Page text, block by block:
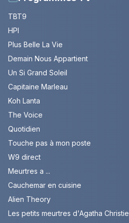
TBT9
HPI
Plus Belle La Vie
Demain Nous Appartient
Un Si Grand Soleil
Capitaine Marleau
Koh Lanta
The Voice
Quotidien
Touche pas à mon poste
W9 direct
Meurtres a ...
Cauchemar en cuisine
Alien Theory
Les petits meurtres d'Agatha Christie